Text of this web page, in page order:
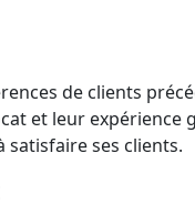
de clients
et leur expérience
satisfaire ses clients.